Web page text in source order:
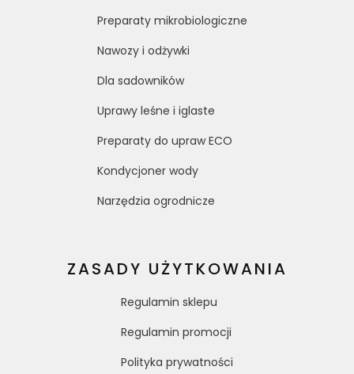
Preparaty mikrobiologiczne
Nawozy i odżywki
Dla sadowników
Uprawy leśne i iglaste
Preparaty do upraw ECO
Kondycjoner wody
Narzędzia ogrodnicze
ZASADY UŻYTKOWANIA
Regulamin sklepu
Regulamin promocji
Polityka prywatności